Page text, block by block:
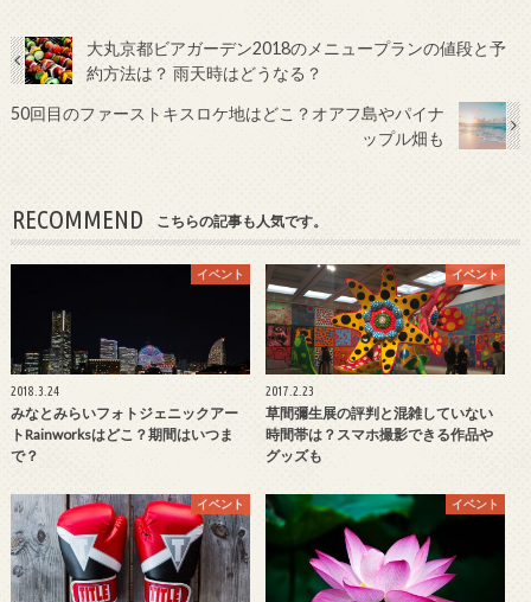
大丸京都ビアガーデン2018のメニュープランの値段と予
約方法は？ 雨天時はどうなる？
50回目のファーストキスロケ地はどこ？オアフ島やパイナ
ップル畑も
RECOMMEND こちらの記事も人気です。
イベント
2018.3.24
みなとみらいフォトジェニックアー
トRainworksはどこ？期間はいつま
で？
イベント
2017.2.23
草間彌生展の評判と混雑していない
時間帯は？スマホ撮影できる作品や
グッズも
イベント イベント